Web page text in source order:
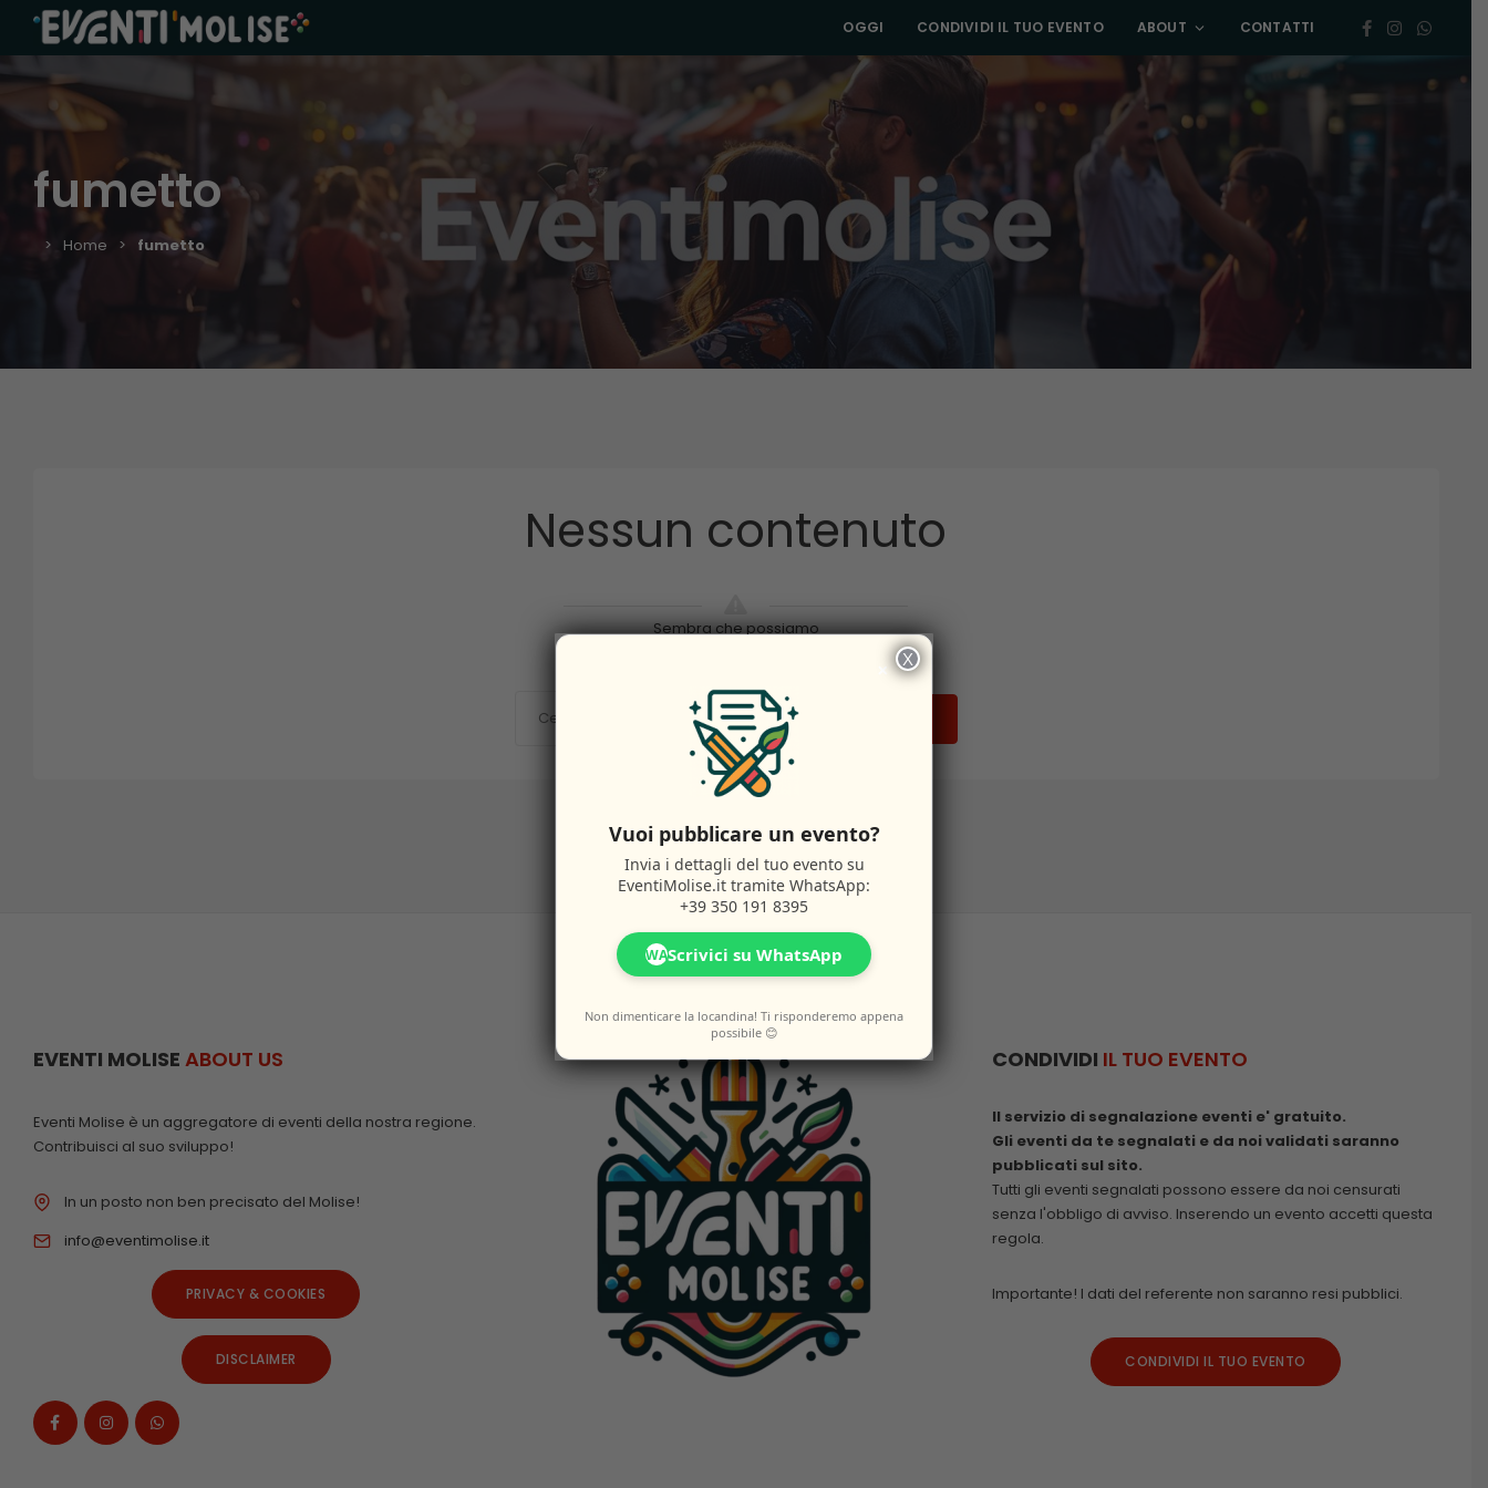
OGGI CONDIVIDI IL TUO EVENTO ABOUT CONTATTI
fumetto
Home fumetto
Nessun contenuto
Sembra che possiamo
EVENTI MOLISE ABOUT US
Eventi Molise è un aggregatore di eventi della nostra regione.
Contribuisci al suo sviluppo!
In un posto non ben precisato del Molise!
info@eventimolise.it
PRIVACY & COOKIES
DISCLAIMER
CONDIVIDI IL TUO EVENTO
Il servizio di segnalazione eventi e' gratuito.
Gli eventi da te segnalati e da noi validati saranno
pubblicati sul sito.
Tutti gli eventi segnalati possono essere da noi censurati
senza l'obbligo di avviso. Inserendo un evento accetti questa
regola.
Importante! I dati del referente non saranno resi pubblici.
CONDIVIDI IL TUO EVENTO
×
Vuoi pubblicare un evento?
Invia i dettagli del tuo evento su
EventiMolise.it tramite WhatsApp:
+39 350 191 8395
WAScrivici su WhatsApp
Non dimenticare la locandina! Ti risponderemo appena
possibile 😊
X